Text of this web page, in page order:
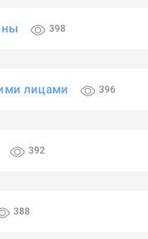
398
лицами 396
392
388